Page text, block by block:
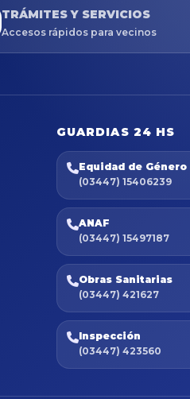
TRÁMITES Y SERVICIOS
Accesos rápidos para vecinos
GUARDIAS 24 HS
Equidad de Género
(03447) 15406239
ANAF
(03447) 15497187
Obras Sanitarias
(03447) 421627
Inspección
(03447) 423560